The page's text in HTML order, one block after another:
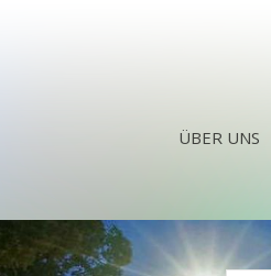
ÜBER UNS